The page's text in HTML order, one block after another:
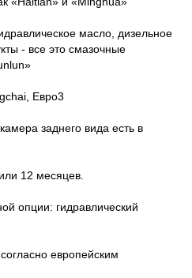
масло, дизельное
- все это смазочные
Евро3
заднего вида есть в
12 месяцев.
опции: гидравлический
европейским